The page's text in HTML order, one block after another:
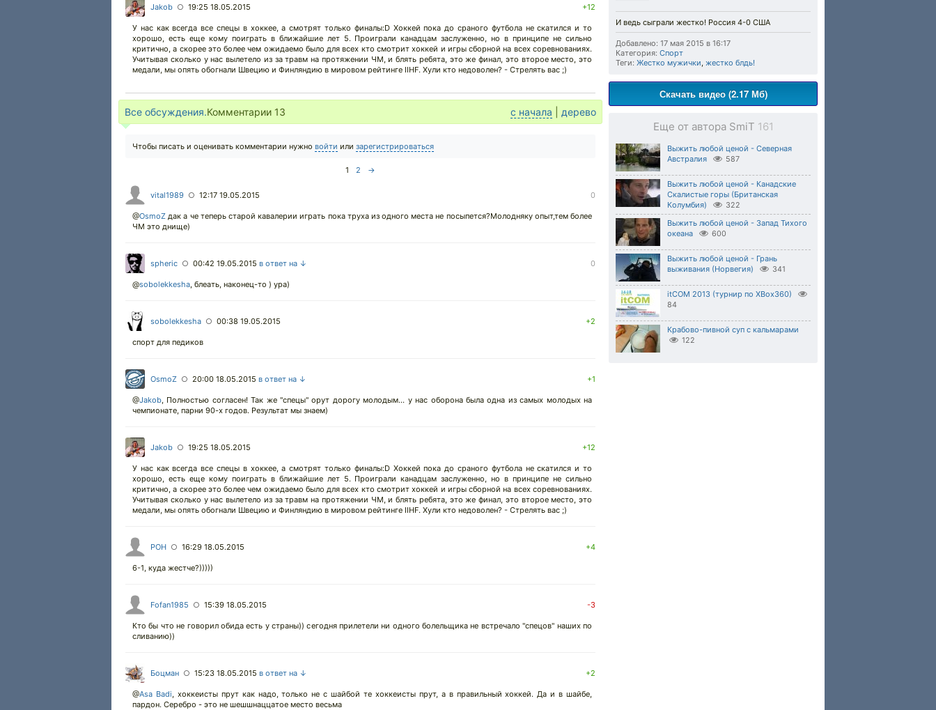
И ведь сыграли жестко! Россия 4-0 США
Добавлено: 17 мая 2015 в 16:17
Категория: Спорт
Теги: Жестко мужички, жестко блдь!
Скачать видео (2.17 Мб)
Еще от автора SmiT 161
Выжить любой ценой - Северная
Австралия
587
Выжить любой ценой - Канадские
Скалистые горы (Британская
Колумбия)
322
Выжить любой ценой - Запад Тихого
океана
600
Выжить любой ценой - Грань
выживания (Норвегия)
341
itCOM 2013 (турнир по XBox360)
84
Крабово-пивной суп с кальмарами
122
Jakob ○ 19:25 18.05.2015 +12
У нас как всегда все спецы в хоккее, а смотрят только финалы:D Хоккей пока до сраного футбола не скатился и то
хорошо, есть еще кому поиграть в ближайшие лет 5. Проиграли канадцам заслуженно, но в принципе не сильно
критично, а скорее это более чем ожидаемо было для всех кто смотрит хоккей и игры сборной на всех соревнованиях.
Учитывая сколько у нас вылетело из за травм на протяжении ЧМ, и блять ребята, это же финал, это второе место, это
медали, мы опять обогнали Швецию и Финляндию в мировом рейтинге IIHF. Хули кто недоволен? - Стрелять вас ;)
Все обсуждения.Комментарии 13 с начала дерево
Чтобы писать и оценивать комментарии нужно войти или зарегистрироваться
1 2 →
vital1989 ○ 12:17 19.05.2015 0
@OsmoZ дак а че теперь старой кавалерии играть пока труха из одного места не посыпется?Молодняку опыт,тем более
ЧМ это днище)
spheric ○ 00:42 19.05.2015 в ответ на ↓ 0
@sobolekkesha, блеать, наконец-то ) ура)
sobolekkesha ○ 00:38 19.05.2015 +2
спорт для педиков
OsmoZ ○ 20:00 18.05.2015 в ответ на ↓ +1
@Jakob, Полностью согласен! Так же "спецы" орут дорогу молодым... у нас оборона была одна из самых молодых на
чемпионате, парни 90-х годов. Результат мы знаем)
Jakob ○ 19:25 18.05.2015 +12
У нас как всегда все спецы в хоккее, а смотрят только финалы:D Хоккей пока до сраного футбола не скатился и то
хорошо, есть еще кому поиграть в ближайшие лет 5. Проиграли канадцам заслуженно, но в принципе не сильно
критично, а скорее это более чем ожидаемо было для всех кто смотрит хоккей и игры сборной на всех соревнованиях.
Учитывая сколько у нас вылетело из за травм на протяжении ЧМ, и блять ребята, это же финал, это второе место, это
медали, мы опять обогнали Швецию и Финляндию в мировом рейтинге IIHF. Хули кто недоволен? - Стрелять вас ;)
POH ○ 16:29 18.05.2015 +4
6-1, куда жестче?)))))
Fofan1985 ○ 15:39 18.05.2015 -3
Кто бы что не говорил обида есть у страны)) сегодня прилетели ни одного болельщика не встречало "спецов" наших по
сливанию))
Боцман ○ 15:23 18.05.2015 в ответ на ↓ +2
@Asa Badi, хоккеисты прут как надо, только не с шайбой те хоккеисты прут, а в правильный хоккей. Да и в шайбе,
пардон. Серебро - это не шешшнаццатое место весьма